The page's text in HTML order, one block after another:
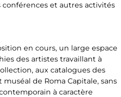
conférences et autres activités
en cours, un large espace
des artistes travaillant à
aux catalogues des
de Roma Capitale, sans
à caractère